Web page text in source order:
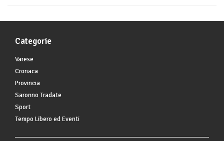
Categorie
Varese
Cronaca
Provincia
Saronno Tradate
Sport
Tempo Libero ed Eventi